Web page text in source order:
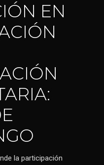
EN
la participación